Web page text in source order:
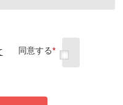
*
同意する